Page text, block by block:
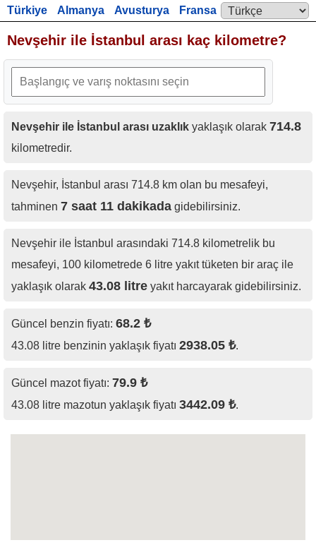
Language:
Türkiye Almanya Avusturya
Fransa
Nevşehir ile İstanbul arası kaç kilometre?
Nevşehir ile İstanbul arası uzaklık yaklaşık olarak 714.8
kilometredir.
Nevşehir, İstanbul arası 714.8 km olan bu mesafeyi,
tahminen 7 saat 11 dakikada gidebilirsiniz.
Nevşehir ile İstanbul arasındaki 714.8 kilometrelik bu
mesafeyi, 100 kilometrede 6 litre yakıt tüketen bir araç ile
yaklaşık olarak 43.08 litre yakıt harcayarak gidebilirsiniz.
Güncel benzin fiyatı: 68.2 ₺
43.08 litre benzinin yaklaşık fiyatı 2938.05 ₺.
Güncel mazot fiyatı: 79.9 ₺
43.08 litre mazotun yaklaşık fiyatı 3442.09 ₺.